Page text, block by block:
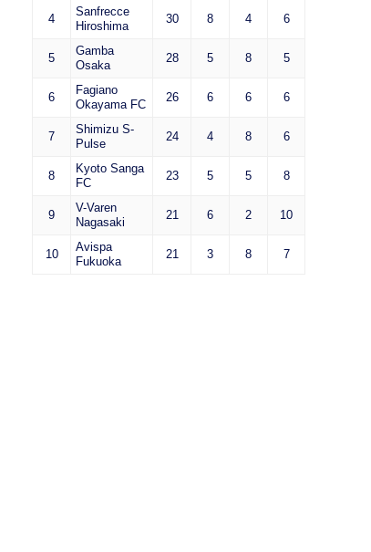
4
Sanfrecce
Hiroshima
30 8 4 6
5
Gamba
Osaka
28 5 8 5
6
Fagiano
Okayama FC
26 6 6 6
7
Shimizu S-
Pulse
24 4 8 6
8
Kyoto Sanga
FC
23 5 5 8
9
V-Varen
Nagasaki
21 6 2 10
10
Avispa
Fukuoka
21 3 8 7